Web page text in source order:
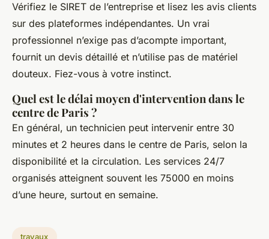
Vérifiez le SIRET de l’entreprise et lisez les avis clients
sur des plateformes indépendantes. Un vrai
professionnel n’exige pas d’acompte important,
fournit un devis détaillé et n’utilise pas de matériel
douteux. Fiez-vous à votre instinct.
Quel est le délai moyen d'intervention dans le
centre de Paris ?
En général, un technicien peut intervenir entre 30
minutes et 2 heures dans le centre de Paris, selon la
disponibilité et la circulation. Les services 24/7
organisés atteignent souvent les 75000 en moins
d’une heure, surtout en semaine.
travaux